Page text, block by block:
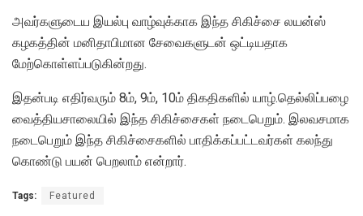
அவர்களுடைய இயல்பு வாழ்வுக்காக இந்த சிகிச்சை லயன்ஸ்
கழகத்தின் மனிதாபிமான சேவைகளுடன் ஒட்டியதாக
மேற்கொள்ளப்படுகின்றது.
இதன்படி எதிர்வரும் 8ம், 9ம், 10ம் திகதிகளில் யாழ்.தெல்லிப்பழை
வைத்தியசாலையில் இந்த சிகிச்சைகள் நடைபெறும். இலவசமாக
நடைபெறும் இந்த சிகிச்சைகளில் பாதிக்கப்பட்டவர்கள் கலந்து
கொண்டு பயன் பெறலாம் என்றார்.
Tags: Featured